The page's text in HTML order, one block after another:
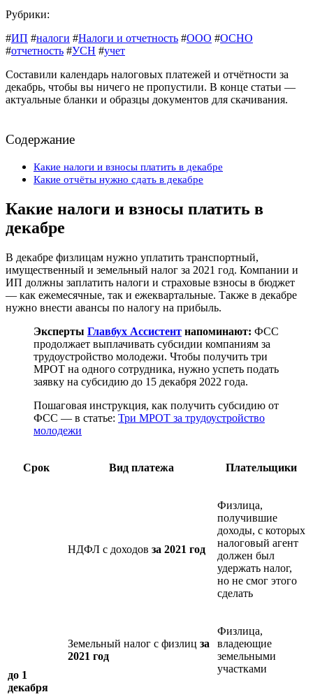
Рубрики:
#ИП #налоги #Налоги и отчетность #ООО #ОСНО
#отчетность #УСН #учет
Составили календарь налоговых платежей и отчётности за
декабрь, чтобы вы ничего не пропустили. В конце статьи —
актуальные бланки и образцы документов для скачивания.
Содержание
Какие налоги и взносы платить в декабре
Какие отчёты нужно сдать в декабре
Какие налоги и взносы платить в
декабре
В декабре физлицам нужно уплатить транспортный,
имущественный и земельный налог за 2021 год. Компании и
ИП должны заплатить налоги и страховые взносы в бюджет
— как ежемесячные, так и ежеквартальные. Также в декабре
нужно внести авансы по налогу на прибыль.
Эксперты Главбух Ассистент напоминают: ФСС
продолжает выплачивать субсидии компаниям за
трудоустройство молодежи. Чтобы получить три
МРОТ на одного сотрудника, нужно успеть подать
заявку на субсидию до 15 декабря 2022 года.
Пошаговая инструкция, как получить субсидию от
ФСС — в статье: Три МРОТ за трудоустройство
молодежи
Срок Вид платежа Плательщики
до 1
декабря
НДФЛ с доходов за 2021 год
Физлица,
получившие
доходы, с которых
налоговый агент
должен был
удержать налог,
но не смог этого
сделать
Земельный налог с физлиц за
2021 год
Физлица,
владеющие
земельными
участками